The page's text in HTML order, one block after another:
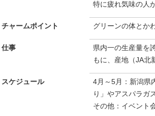
特に疲れ気味の人
チャームポイント グリーンの体とか
仕事
県内一の生産量を
もに、産地（JA北
スケジュール
4月～5月：新潟県
り」やアスパラガ
その他：イベント